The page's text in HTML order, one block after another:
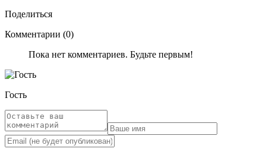
Поделиться
Комментарии (0)
Пока нет комментариев. Будьте первым!
Гость